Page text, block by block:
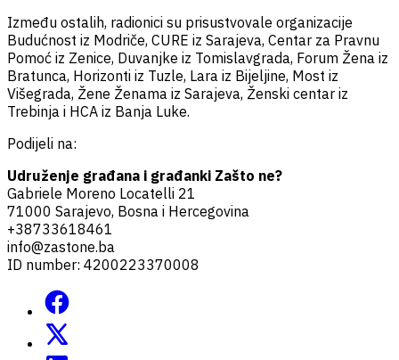
Između ostalih, radionici su prisustvovale organizacije
Budućnost iz Modriče, CURE iz Sarajeva, Centar za Pravnu
Pomoć iz Zenice, Duvanjke iz Tomislavgrada, Forum Žena iz
Bratunca, Horizonti iz Tuzle, Lara iz Bijeljine, Most iz
Višegrada, Žene Ženama iz Sarajeva, Ženski centar iz
Trebinja i HCA iz Banja Luke.
Podijeli na:
Udruženje građana i građanki Zašto ne?
Gabriele Moreno Locatelli 21
71000 Sarajevo, Bosna i Hercegovina
+38733618461
info@zastone.ba
ID number: 4200223370008